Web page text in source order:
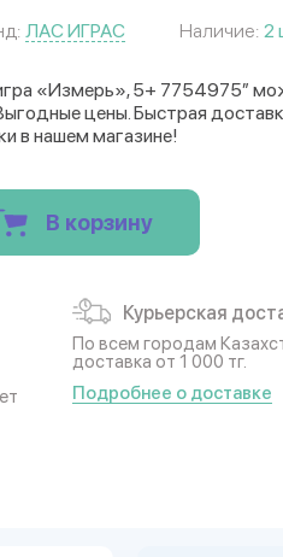
ЛАС ИГРАС Наличие: 2
«Измерь», 5+ 7754975”
цены. Быстрая
в нашем магазине!
В корзину
Курьерская
По всем городам
доставка от 1 000 тг.
Подробнее о доставке